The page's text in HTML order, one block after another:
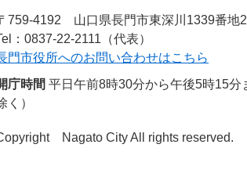
759-4192 山口県長門市東深川1339番地2
：0837-22-2111（代表）
門市役所へのお問い合わせはこちら
庁時間 平日午前8時30分から午後5時15
く）
Nagato City All rights reserved.